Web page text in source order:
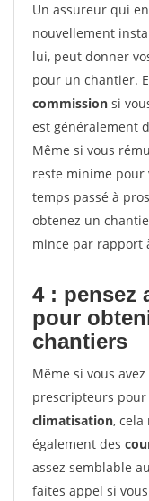
Un assureur qui
nouvellement
lui, peut donner
pour un chantier.
commission si
est généralement
Même si vous
reste minime pour
temps passé à
obtenez un
mince par rapport
4 : pensez
pour
chantiers
Même si vous
prescripteurs
climatisation, cela
également des
assez semblable
faites appel si